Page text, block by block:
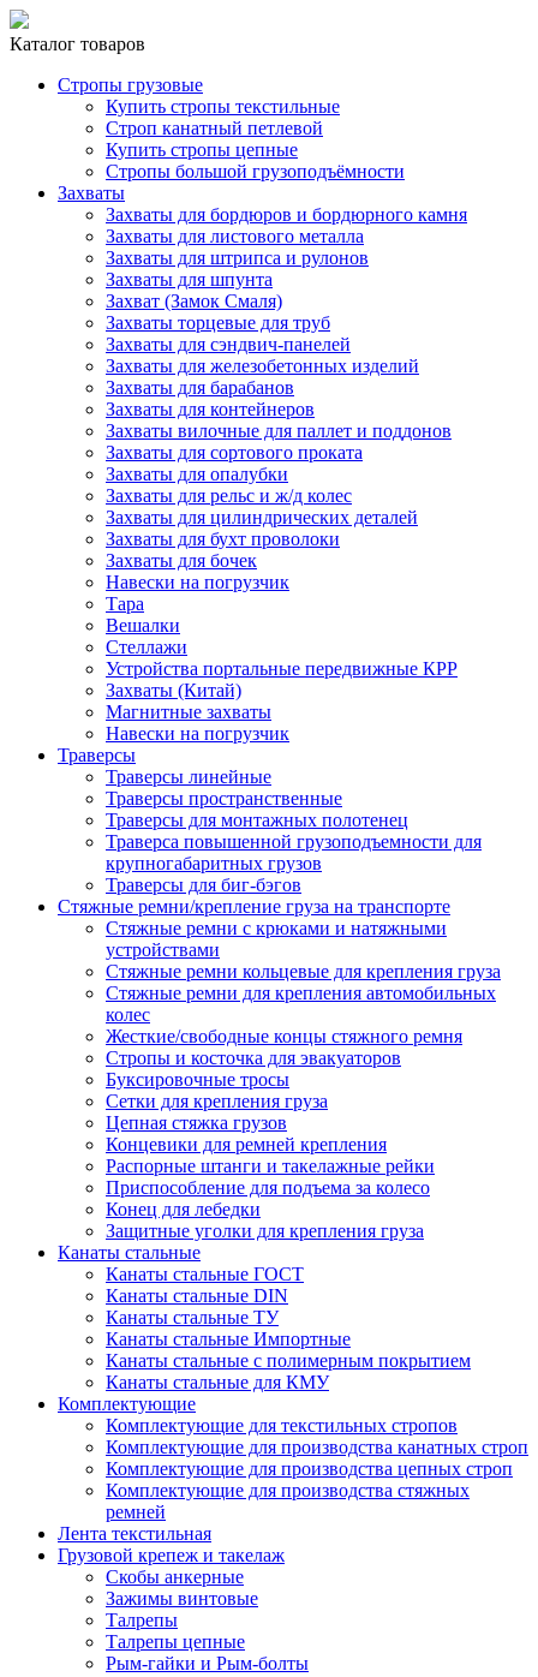
Каталог товаров
Стропы грузовые
Купить стропы текстильные
Строп канатный петлевой
Купить стропы цепные
Стропы большой грузоподъёмности
Захваты
Захваты для бордюров и бордюрного камня
Захваты для листового металла
Захваты для штрипса и рулонов
Захваты для шпунта
Захват (Замок Смаля)
Захваты торцевые для труб
Захваты для сэндвич-панелей
Захваты для железобетонных изделий
Захваты для барабанов
Захваты для контейнеров
Захваты вилочные для паллет и поддонов
Захваты для сортового проката
Захваты для опалубки
Захваты для рельс и ж/д колес
Захваты для цилиндрических деталей
Захваты для бухт проволоки
Захваты для бочек
Навески на погрузчик
Тара
Вешалки
Стеллажи
Устройства портальные передвижные КРР
Захваты (Китай)
Магнитные захваты
Навески на погрузчик
Траверсы
Траверсы линейные
Траверсы пространственные
Траверсы для монтажных полотенец
Траверса повышенной грузоподъемности для
крупногабаритных грузов
Траверсы для биг-бэгов
Стяжные ремни/крепление груза на транспорте
Стяжные ремни с крюками и натяжными
устройствами
Стяжные ремни кольцевые для крепления груза
Стяжные ремни для крепления автомобильных
колес
Жесткие/свободные концы стяжного ремня
Стропы и косточка для эвакуаторов
Буксировочные тросы
Сетки для крепления груза
Цепная стяжка грузов
Концевики для ремней крепления
Распорные штанги и такелажные рейки
Приспособление для подъема за колесо
Конец для лебедки
Защитные уголки для крепления груза
Канаты стальные
Канаты стальные ГОСТ
Канаты стальные DIN
Канаты стальные ТУ
Канаты стальные Импортные
Канаты стальные с полимерным покрытием
Канаты стальные для КМУ
Комплектующие
Комплектующие для текстильных стропов
Комплектующие для производства канатных строп
Комплектующие для производства цепных строп
Комплектующие для производства стяжных
ремней
Лента текстильная
Грузовой крепеж и такелаж
Скобы анкерные
Зажимы винтовые
Талрепы
Талрепы цепные
Рым-гайки и Рым-болты